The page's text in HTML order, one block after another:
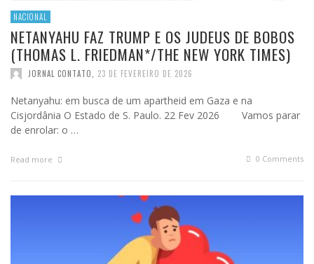
NACIONAL
NETANYAHU FAZ TRUMP E OS JUDEUS DE BOBOS
(THOMAS L. FRIEDMAN*/THE NEW YORK TIMES)
JORNAL CONTATO, 23 DE FEVEREIRO DE 2026
Netanyahu: em busca de um apartheid em Gaza e na
Cisjordânia O Estado de S. Paulo. 22 Fev 2026 Vamos parar
de enrolar: o …
Read more 0 Comments